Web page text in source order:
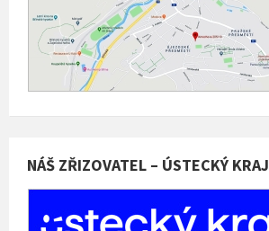
NÁŠ ZŘIZOVATEL – ÚSTECKÝ KRAJ